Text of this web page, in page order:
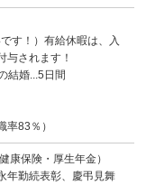
す！）有給休暇は、入
与されます！
結婚...5日間
率83％）
康保険・厚生年金）
年勤続表彰、慶弔見舞